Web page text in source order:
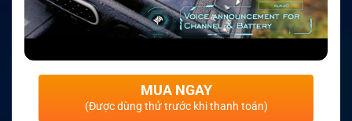
MUA NGAY
(Được dùng thử trước khi thanh toán)